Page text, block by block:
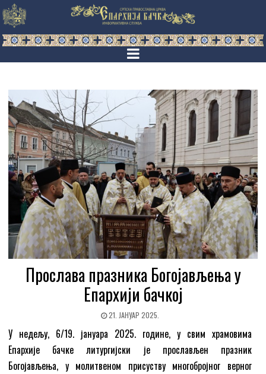
Прослава празника Богојављења у
Епархији бачкој
21. ЈАНУАР 2025.
У недељу, 6/19. јануара 2025. године, у свим храмовима
Епархије бачке литургијски је прослављен празник
Богојављења, у молитвеном присуству многобројног верног